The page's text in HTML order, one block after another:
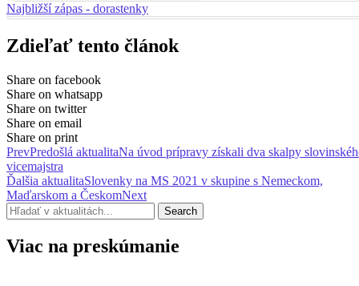
Najbližší zápas - dorastenky
Zdieľať tento článok
Share on facebook
Share on whatsapp
Share on twitter
Share on email
Share on print
PrevPredošlá aktualitaNa úvod prípravy získali dva skalpy
vicemajstra
Ďalšia aktualitaSlovenky na MS 2021 v skupine s Nemeckom,
Maďarskom a ČeskomNext
Search
Viac na preskúmanie